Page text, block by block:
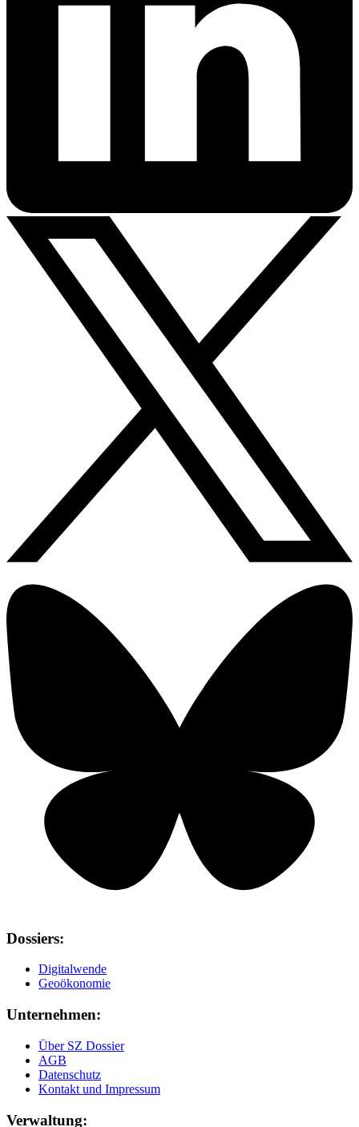
Dossiers:
Digitalwende
Geoökonomie
Unternehmen:
Über SZ Dossier
AGB
Datenschutz
Kontakt und Impressum
Verwaltung: